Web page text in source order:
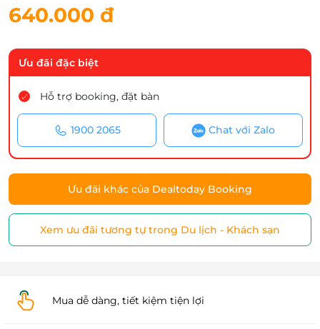
640.000 đ
Ưu đãi đặc biệt
Hỗ trợ booking, đặt bàn
1900 2065 Chat với Zalo
Ưu đãi khác của Dealtoday Booking
Xem ưu đãi tương tự trong Du lịch - Khách sạn
Mua dễ dàng, tiết kiệm tiện lợi